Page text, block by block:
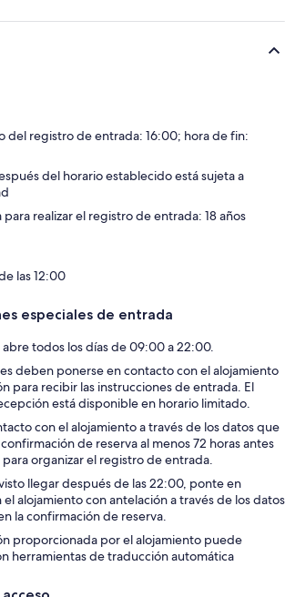
del registro de entrada: 16:00; hora de fin:
del horario establecido está sujeta a
para realizar el registro de entrada: 18 años
las 12:00
especiales de entrada
abre todos los días de 09:00 a 22:00.
deben ponerse en contacto con el alojamiento
para recibir las instrucciones de entrada. El
está disponible en horario limitado.
con el alojamiento a través de los datos que
de reserva al menos 72 horas antes
organizar el registro de entrada.
llegar después de las 22:00, ponte en
alojamiento con antelación a través de los datos
la confirmación de reserva.
proporcionada por el alojamiento puede
herramientas de traducción automática